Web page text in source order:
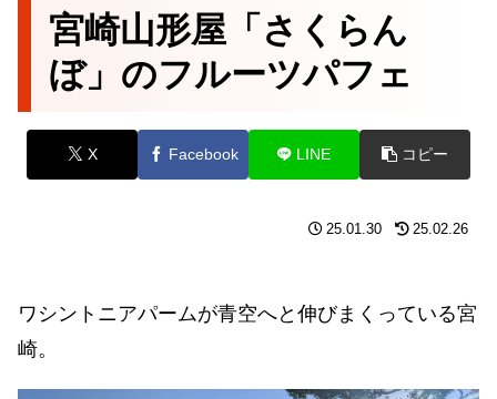
宮崎山形屋「さくらん
ぼ」のフルーツパフェ
X Facebook LINE コピー
25.01.30 25.02.26
ワシントニアパームが青空へと伸びまくっている宮
崎。